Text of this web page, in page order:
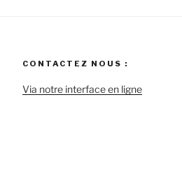
CONTACTEZ NOUS :
Via notre interface en ligne